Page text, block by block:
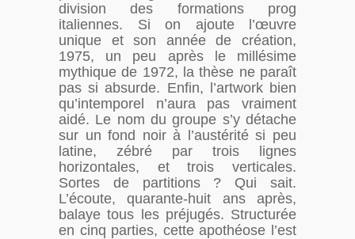
division des formations prog
italiennes. Si on ajoute l’œuvre
unique et son année de création,
1975, un peu après le millésime
mythique de 1972, la thèse ne paraît
pas si absurde. Enfin, l’artwork bien
qu’intemporel n’aura pas vraiment
aidé. Le nom du groupe s’y détache
sur un fond noir à l’austérité si peu
latine, zébré par trois lignes
horizontales, et trois verticales.
Sortes de partitions ? Qui sait.
L’écoute, quarante-huit ans après,
balaye tous les préjugés. Structurée
en cinq parties, cette apothéose l’est